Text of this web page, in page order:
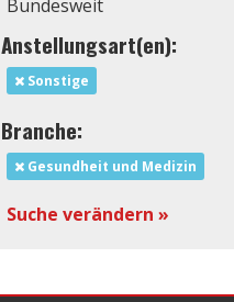
Bundesweit
Anstellungsart(en):
Sonstige
Branche:
Gesundheit und Medizin
Suche verändern »